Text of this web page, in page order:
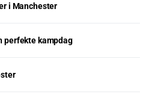
i Manchester
perfekte kampdag